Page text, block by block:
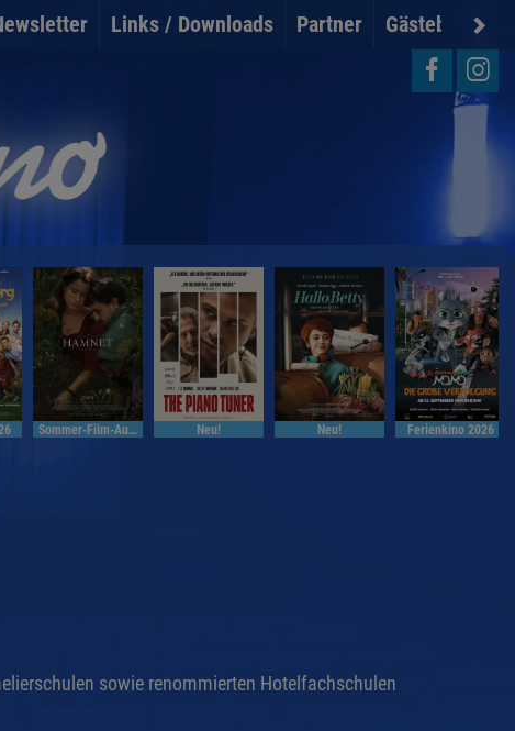
Links / Downloads Partner Gästebuch
Sommer-Film-Auslese Neu! Neu! Ferienkino 2026
sowie renommierten Hotelfachschulen